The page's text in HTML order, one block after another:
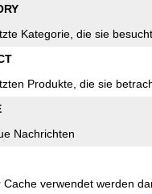
Kategorie, die sie
Produkte, die sie
Nachrichten
Cache verwendet werden